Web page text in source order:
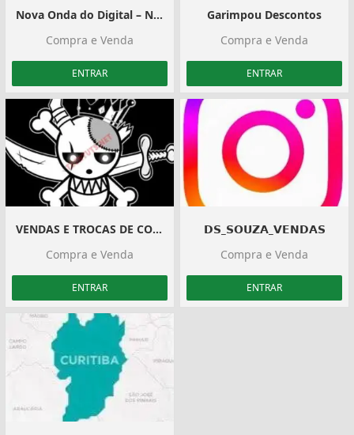
Nova Onda do Digital – Nicho Hot com IA
Compra e Venda
ENTRAR
Garimpou Descontos
Compra e Venda
ENTRAR
VENDAS E TROCAS DE CONTA DE BLOX FRUITS
Compra e Venda
ENTRAR
𝗗𝗦_𝗦𝗢𝗨𝗭𝗔_𝗩𝗘𝗡𝗗𝗔𝗦
Compra e Venda
ENTRAR